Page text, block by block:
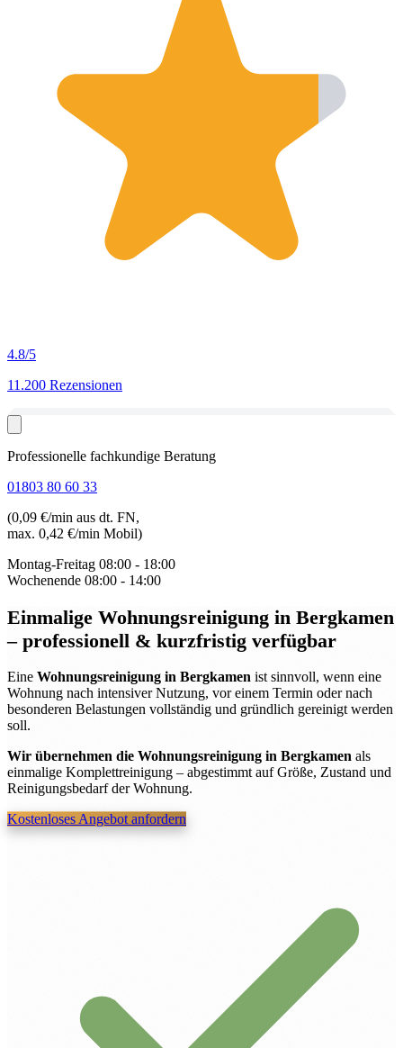
4.8/5
11.200 Rezensionen
Professionelle fachkundige Beratung
01803 80 60 33
(0,09 €/min aus dt. FN,
max. 0,42 €/min Mobil)
Montag-Freitag 08:00 - 18:00
Wochenende 08:00 - 14:00
Einmalige Wohnungsreinigung in Bergkamen
– professionell & kurzfristig verfügbar
Eine Wohnungsreinigung in Bergkamen ist sinnvoll, wenn eine
Wohnung nach intensiver Nutzung, vor einem Termin oder nach
besonderen Belastungen vollständig und gründlich gereinigt werden
soll.
Wir übernehmen die Wohnungsreinigung in Bergkamen als
einmalige Komplettreinigung – abgestimmt auf Größe, Zustand und
Reinigungsbedarf der Wohnung.
Kostenloses Angebot anfordern